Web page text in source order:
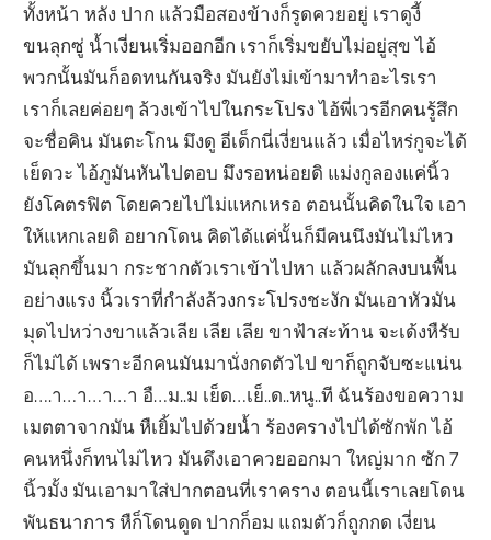
ทั้งหน้า หลัง ปาก แล้วมือสองข้างก็รูดควยอยู่ เราดูงี้
ขนลุกซู่ น้ำเงี่ยนเริ่มออกอีก เราก็เริ่มขยับไม่อยู่สุข ไอ้
พวกนั้นมันก็อดทนกันจริง มันยังไม่เข้ามาทำอะไรเรา
เราก็เลยค่อยๆ ล้วงเข้าไปในกระโปรง ไอ้พี่เวรอีกคนรู้สึก
จะชื่อคิน มันตะโกน มึงดู อีเด็กนี่เงี่ยนแล้ว เมื่อไหร่กูจะได้
เย็ดวะ ไอ้ภูมันหันไปตอบ มึงรอหน่อยดิ แม่งกูลองแค่นิ้ว
ยังโคตรฟิต โดยควยไปไม่แหกเหรอ ตอนนั้นคิดในใจ เอา
ให้แหกเลยดิ อยากโดน คิดได้แค่นั้นก็มีคนนึงมันไม่ไหว
มันลุกขึ้นมา กระชากตัวเราเข้าไปหา แล้วผลักลงบนพื้น
อย่างแรง นิ้วเราที่กำลังล้วงกระโปรงชะงัก มันเอาหัวมัน
มุดไปหว่างขาแล้วเลีย เลีย เลีย ขาฟ้าสะท้าน จะเด้งหืรับ
ก็ไม่ได้ เพราะอีกคนมันมานั่งกดตัวไป ขาก็ถูกจับซะแน่น
อ….า…า…า…า อื…ม..ม เย็ด…เย็..ด..หนู..ที ฉันร้องขอความ
เมตตาจากมัน หืเยิ้มไปด้วยน้ำ ร้องครางไปได้ซักพัก ไอ้
คนหนึ่งก็ทนไม่ไหว มันดึงเอาควยออกมา ใหญ่มาก ซัก 7
นิ้วมั้ง มันเอามาใส่ปากตอนที่เราคราง ตอนนี้เราเลยโดน
พันธนาการ หืก็โดนดูด ปากก็อม แถมตัวก็ถูกกด เงี่ยน